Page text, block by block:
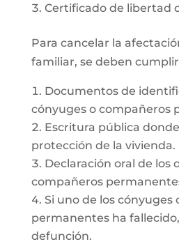
Certificado de libertad
Para cancelar la
familiar, se deben
Documentos de
cónyuges o compañeros
Escritura pública
protección de la vivienda.
Declaración oral de los
compañeros
Si uno de los cónyuges
permanentes ha
defunción.